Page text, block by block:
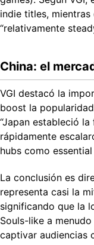
indie titles, mientras
“relativamente
China: el
VGI destacó la
boost la
“Japan estableció
rápidamente
hubs como
La conclusión es
representa casi la
significando que la
Souls-like a
captivar audiencias